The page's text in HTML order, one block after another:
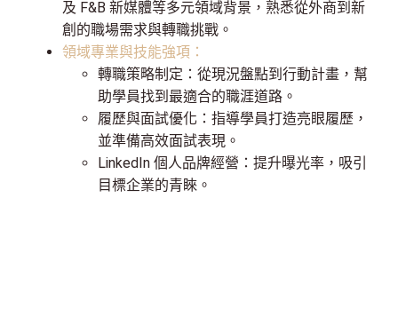
及 F&B 新媒體等多元領域背景，熟悉從外商到新
創的職場需求與轉職挑戰。
領域專業與技能強項：
轉職策略制定：從現況盤點到行動計畫，幫
助學員找到最適合的職涯道路。
履歷與面試優化：指導學員打造亮眼履歷，
並準備高效面試表現。
LinkedIn 個人品牌經營：提升曝光率，吸引
目標企業的青睞。